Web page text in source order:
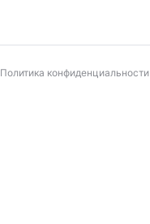
Политика конфиденциальности